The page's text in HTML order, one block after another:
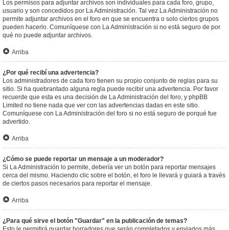
Los permisos para adjuntar archivos son individuales para cada foro, grupo,
usuario y son concedidos por La Administración. Tal vez La Administración no
permite adjuntar archivos en el foro en que se encuentra o solo ciertos grupos
pueden hacerlo. Comuníquese con La Administración si no está seguro de por
qué no puede adjuntar archivos.
Arriba
¿Por qué recibí una advertencia?
Los administradores de cada foro tienen su propio conjunto de reglas para su
sitio. Si ha quebrantado alguna regla puede recibir una advertencia. Por favor
recuerde que esta es una decisión de La Administración del foro, y phpBB
Limited no tiene nada que ver con las advertencias dadas en este sitio.
Comuníquese con La Administración del foro si no está seguro de porqué fue
advertido.
Arriba
¿Cómo se puede reportar un mensaje a un moderador?
Si La Administración lo permite, debería ver un botón para reportar mensajes
cerca del mismo. Haciendo clic sobre el botón, el foro le llevará y guiará a través
de ciertos pasos necesarios para reportar el mensaje.
Arriba
¿Para qué sirve el botón "Guardar" en la publicación de temas?